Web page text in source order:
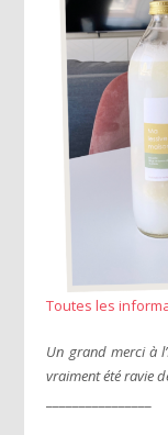
Toutes les
Un grand merci à
vraiment été ravie